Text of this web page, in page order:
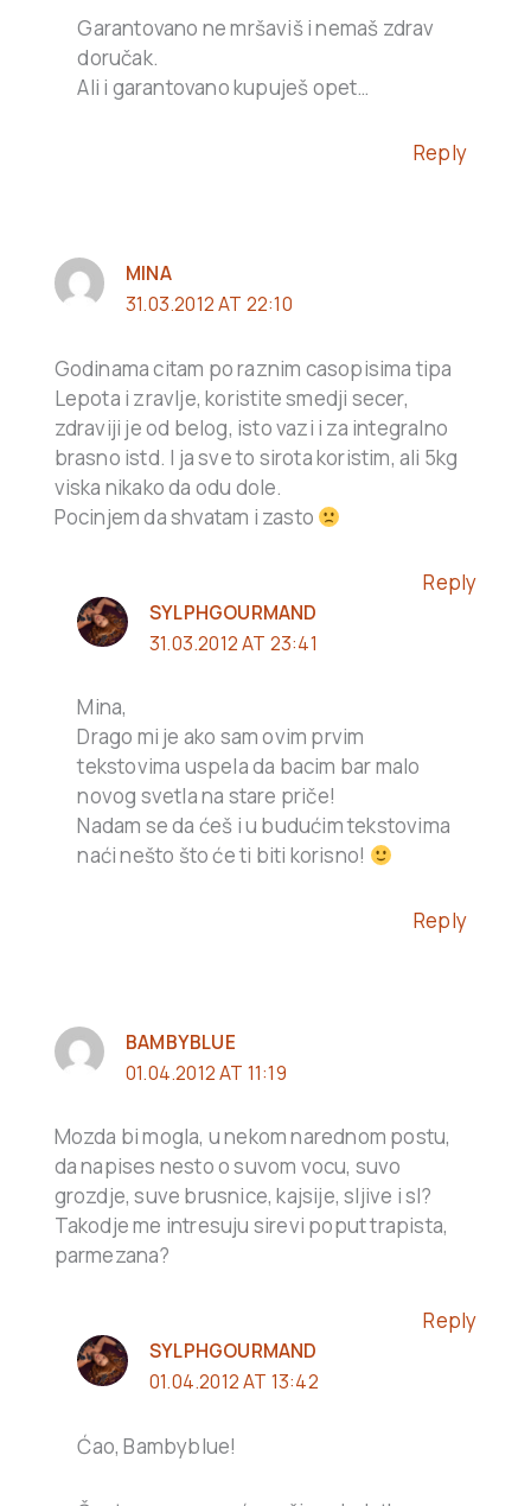
Garantovano ne mršaviš i nemaš zdrav
doručak.
Ali i garantovano kupuješ opet…
Reply
MINA
31.03.2012 AT 22:10
Godinama citam po raznim casopisima tipa
Lepota i zravlje, koristite smedji secer,
zdraviji je od belog, isto vazi i za integralno
brasno istd. I ja sve to sirota koristim, ali 5kg
viska nikako da odu dole.
Pocinjem da shvatam i zasto
Reply
SYLPHGOURMAND
31.03.2012 AT 23:41
Mina,
Drago mi je ako sam ovim prvim
tekstovima uspela da bacim bar malo
novog svetla na stare priče!
Nadam se da ćeš i u budućim tekstovima
naći nešto što će ti biti korisno!
Reply
BAMBYBLUE
01.04.2012 AT 11:19
Mozda bi mogla, u nekom narednom postu,
da napises nesto o suvom vocu, suvo
grozdje, suve brusnice, kajsije, sljive i sl?
Takodje me intresuju sirevi poput trapista,
parmezana?
Reply
SYLPHGOURMAND
01.04.2012 AT 13:42
Ćao, Bambyblue!